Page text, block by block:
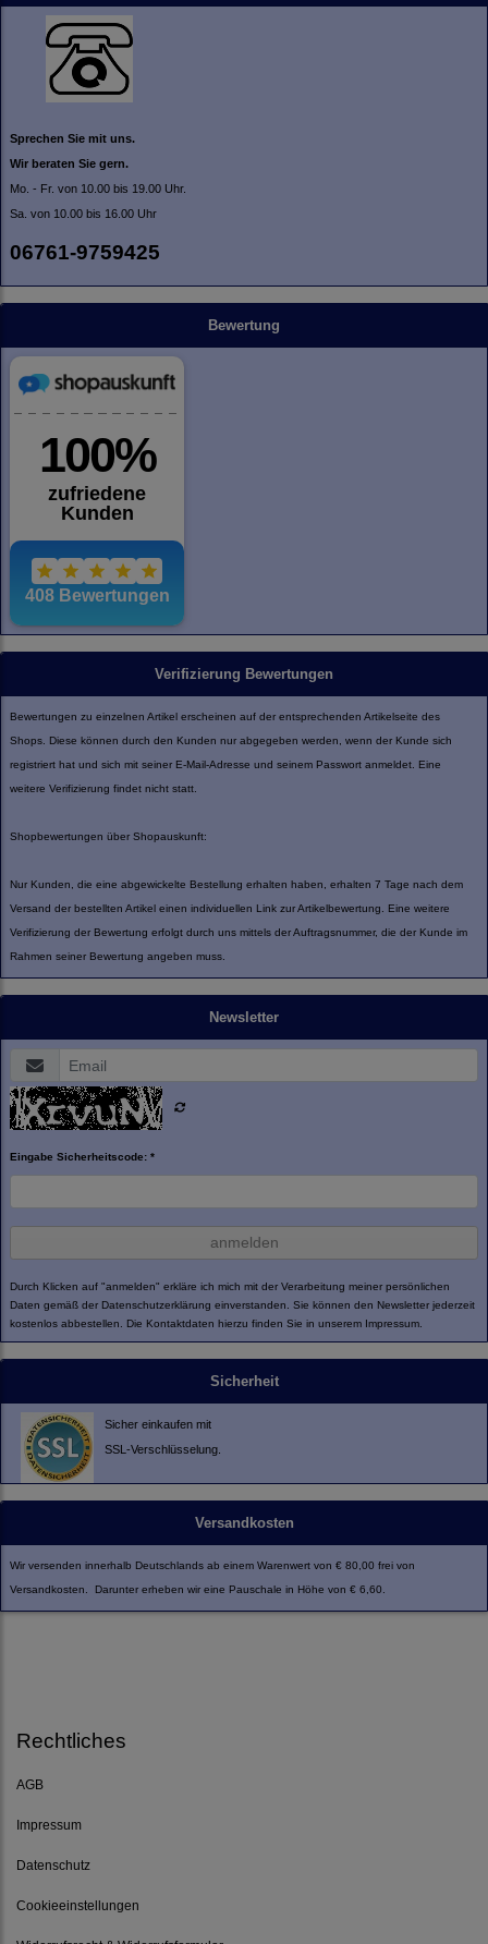
Sprechen Sie mit uns.
Wir beraten Sie gern.
Mo. - Fr. von 10.00 bis 19.00 Uhr.
Sa. von 10.00 bis 16.00 Uhr
06761-9759425
Bewertung
Verifizierung Bewertungen
Bewertungen zu einzelnen Artikel erscheinen auf der entsprechenden Artikelseite des
Shops. Diese können durch den Kunden nur abgegeben werden, wenn der Kunde sich
registriert hat und sich mit seiner E-Mail-Adresse und seinem Passwort anmeldet. Eine
weitere Verifizierung findet nicht statt.
Shopbewertungen über Shopauskunft:
Nur Kunden, die eine abgewickelte Bestellung erhalten haben, erhalten 7 Tage nach dem
Versand der bestellten Artikel einen individuellen Link zur Artikelbewertung. Eine weitere
Verifizierung der Bewertung erfolgt durch uns mittels der Auftragsnummer, die der Kunde im
Rahmen seiner Bewertung angeben muss.
Newsletter
Eingabe Sicherheitscode: *
anmelden
Durch Klicken auf "anmelden" erkläre ich mich mit der Verarbeitung meiner persönlichen
Daten gemäß der Datenschutzerklärung einverstanden. Sie können den Newsletter jederzeit
kostenlos abbestellen. Die Kontaktdaten hierzu finden Sie in unserem Impressum.
Sicherheit
Sicher einkaufen mit
SSL-Verschlüsselung.
Versandkosten
Wir versenden innerhalb Deutschlands ab einem Warenwert von € 80,00 frei von
Versandkosten. Darunter erheben wir eine Pauschale in Höhe von € 6,60.
Rechtliches
AGB
Impressum
Datenschutz
Cookieeinstellungen